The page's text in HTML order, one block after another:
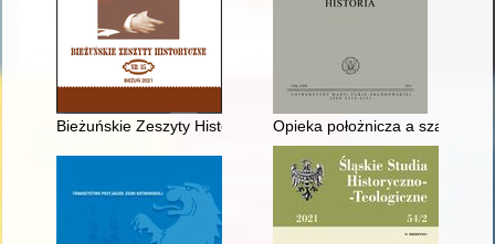
Bieżuńskie Zeszyty Historyczne. Nr 35 (2021)Opieka położnicza a szanse